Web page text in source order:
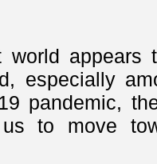
world
especially
pandemic,
to move